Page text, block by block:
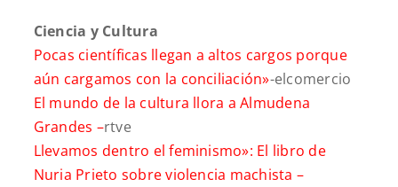
Ciencia y Cultura
Pocas científicas llegan a altos cargos porque
aún cargamos con la conciliación»-elcomercio
El mundo de la cultura llora a Almudena
Grandes –rtve
Llevamos dentro el feminismo»: El libro de
Nuria Prieto sobre violencia machista –